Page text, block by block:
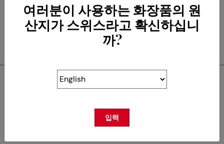
NATURALPS SÀRL TEMMENTEC
니다.
여러분이 사용하는 화장품의 원
산지가 스위스라고 확신하십니
까?
입력